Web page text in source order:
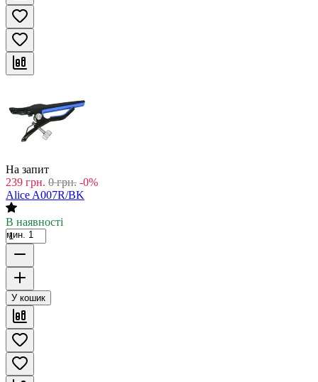
На запит
239 грн. 0 грн. -0%
Alice A007R/BK
В наявності
мин. 1
У кошик